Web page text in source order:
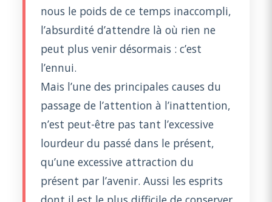
nous le poids de ce temps inaccompli,
l’absurdité d’attendre là où rien ne
peut plus venir désormais : c’est
l’ennui.
Mais l’une des principales causes du
passage de l’attention à l’inattention,
n’est peut-être pas tant l’excessive
lourdeur du passé dans le présent,
qu’une excessive attraction du
présent par l’avenir. Aussi les esprits